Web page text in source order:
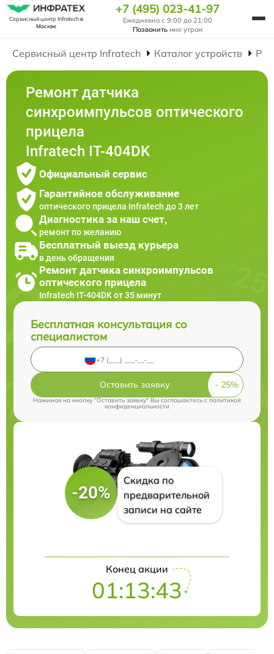
Сервисный центр Infratechв
Москве
+7 (495) 023-41-97
Ежедневно с 9:00 до 21:00
Позвонить мне утром
Сервисный центр Infratech Каталог устройств
Ремонт датчика
синхроимпульсов оптического
прицела
Infratech IT-404DK
Официальный сервис
Гарантийное обслуживание
оптического прицела Infratech до 3 лет
Диагностика за наш счет,
ремонт по желанию
Бесплатный выезд курьера
в день обращения
Ремонт датчика синхроимпульсов
оптического прицела
Infratech IT-404DK от 35 минут
Бесплатная консультация со
специалистом
Оставить заявку
Нажимая на кнопку "Оставить заявку" Вы соглашаетесь cполитикой
конфиденциальности
-20%
Скидка по
предварительной
записи на сайте
Конец акции
01:13:42